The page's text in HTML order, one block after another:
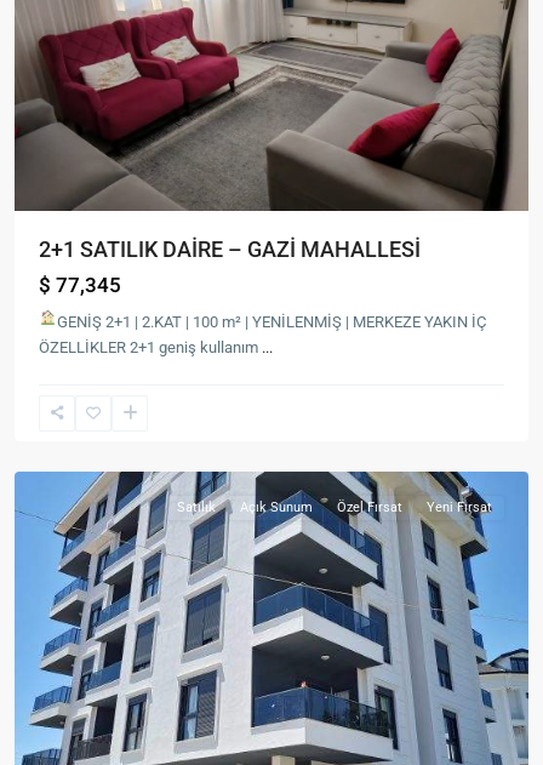
2+1 SATILIK DAİRE – GAZİ MAHALLESİ
$ 77,345
GENİŞ 2+1 | 2.KAT | 100 m² | YENİLENMİŞ | MERKEZE YAKIN İÇ
ÖZELLİKLER 2+1 geniş kullanım ...
Mah.
Satılık Açık Sunum Özel Fırsat Yeni Fırsat